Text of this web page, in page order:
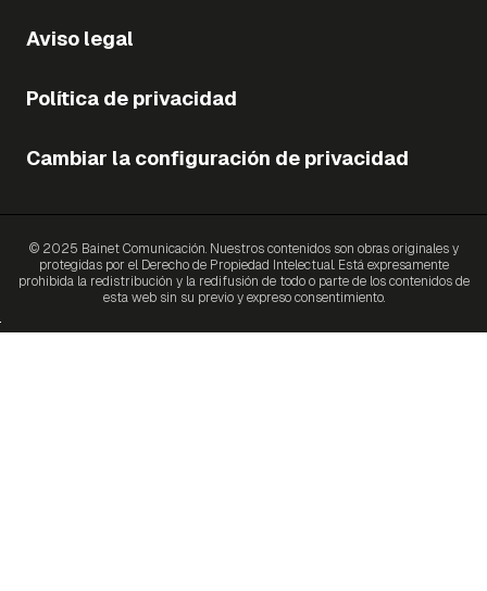
Aviso legal
Política de privacidad
Cambiar la configuración de privacidad
© 2025 Bainet Comunicación. Nuestros contenidos son obras originales y
protegidas por el Derecho de Propiedad Intelectual. Está expresamente
prohibida la redistribución y la redifusión de todo o parte de los contenidos de
esta web sin su previo y expreso consentimiento.